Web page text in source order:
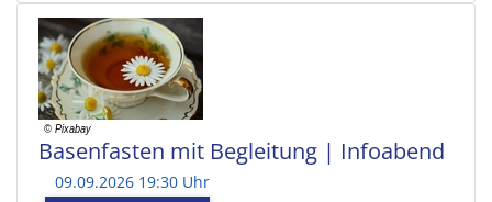
Basenfasten mit Begleitung | Infoabend
09.09.2026 19:30 Uhr